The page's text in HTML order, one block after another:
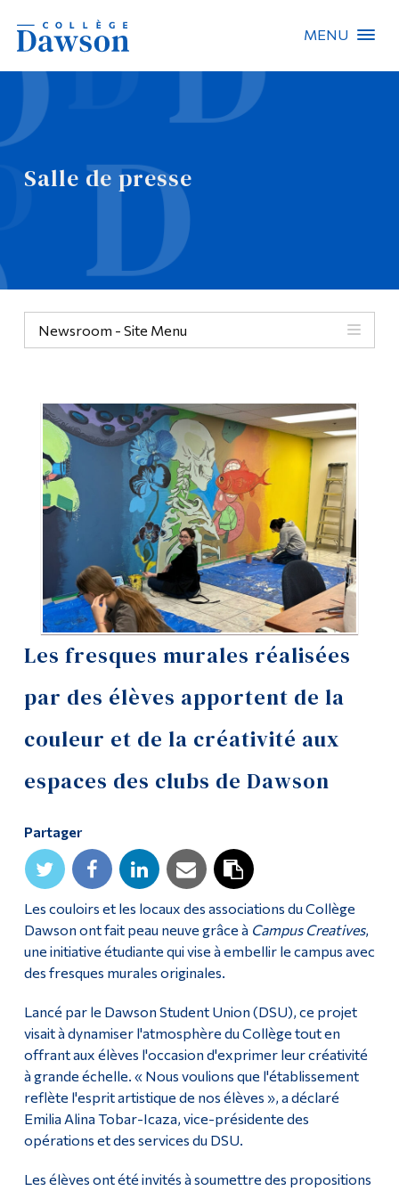
MENU
Salle de presse
Newsroom - Site Menu
Les fresques murales réalisées
par des élèves apportent de la
couleur et de la créativité aux
espaces des clubs de Dawson
Partager
Les couloirs et les locaux des associations du Collège
Dawson ont fait peau neuve grâce à Campus Creatives,
une initiative étudiante qui vise à embellir le campus avec
des fresques murales originales.
Lancé par le Dawson Student Union (DSU), ce projet
visait à dynamiser l'atmosphère du Collège tout en
offrant aux élèves l'occasion d'exprimer leur créativité
à grande échelle. « Nous voulions que l'établissement
reflète l'esprit artistique de nos élèves », a déclaré
Emilia Alina Tobar-Icaza, vice-présidente des
opérations et des services du DSU.
Les élèves ont été invités à soumettre des propositions
Recherche sur le site
Recherche de personnes
EN
Omnivox
Liens rapides
Outils
Liens
Menu principal
Programmes
Formation continue
Admissions
La vie à Dawson
Futurs étudiants
Étudiants actuels
Corps enseignant et